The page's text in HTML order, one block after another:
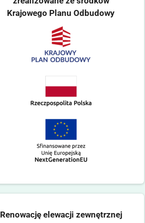
Krajowego Planu Odbudowy
Renowację elewacji zewnętrznej